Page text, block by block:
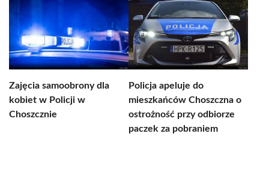
Zajęcia samoobrony dla
kobiet w Policji w
Choszcznie
Policja apeluje do
mieszkańców Choszczna o
ostrożność przy odbiorze
paczek za pobraniem